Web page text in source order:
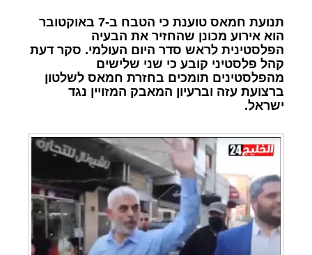
תנועת חמאס טוענת כי הטבח ב-7 באוקטובר
הוא אירוע מכונן שהחזיר את הבעיה
הפלסטינית לראש סדר היום העולמי. סקר דעת
קהל פלסטיני קובע כי שני שלישים
מהפלסטינים תומכים בחזרת חמאס לשלטון
ברצועת עזה וברעיון המאבק המזויין נגד
ישראל.